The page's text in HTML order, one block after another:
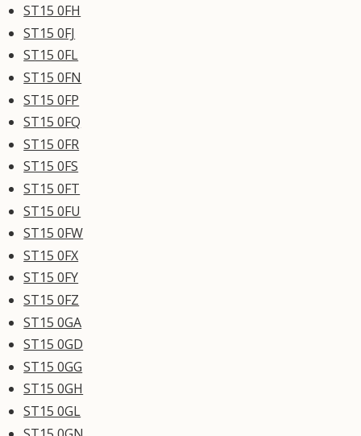
ST15 0FH
ST15 0FJ
ST15 0FL
ST15 0FN
ST15 0FP
ST15 0FQ
ST15 0FR
ST15 0FS
ST15 0FT
ST15 0FU
ST15 0FW
ST15 0FX
ST15 0FY
ST15 0FZ
ST15 0GA
ST15 0GD
ST15 0GG
ST15 0GH
ST15 0GL